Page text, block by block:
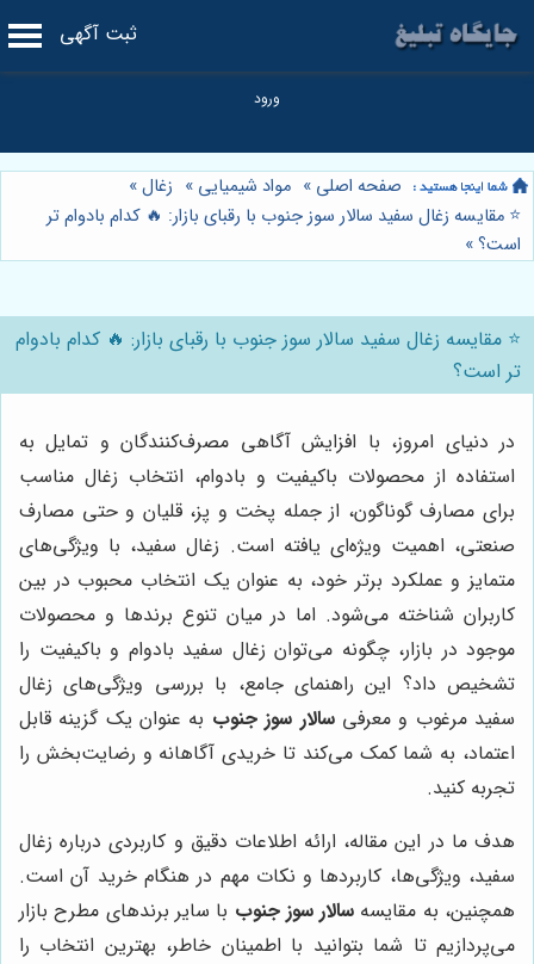
ثبت آگهی
صفحه اصلی » مواد شیمیایی » زغال»
⭐️ مقایسه زغال سفید سالار سوز جنوب با رقبای بازار: 🔥 کدام بادوام تر
است؟»
⭐️ مقایسه زغال سفید سالار سوز جنوب با رقبای بازار: 🔥 کدام بادوام
تر است؟
در دنیای امروز، با افزایش آگاهی مصرف‌کنندگان و تمایل به
استفاده از محصولات باکیفیت و بادوام، انتخاب زغال مناسب
برای مصارف گوناگون، از جمله پخت و پز، قلیان و حتی مصارف
صنعتی، اهمیت ویژه‌ای یافته است. زغال سفید، با ویژگی‌های
متمایز و عملکرد برتر خود، به عنوان یک انتخاب محبوب در بین
کاربران شناخته می‌شود. اما در میان تنوع برندها و محصولات
موجود در بازار، چگونه می‌توان زغال سفید بادوام و باکیفیت را
تشخیص داد؟ این راهنمای جامع، با بررسی ویژگی‌های زغال
سفید مرغوب و معرفیسالار سوز جنوب به عنوان یک گزینه قابل
اعتماد، به شما کمک می‌کند تا خریدی آگاهانه و رضایت‌بخش را
تجربه کنید.
هدف ما در این مقاله، ارائه اطلاعات دقیق و کاربردی درباره زغال
سفید، ویژگی‌ها، کاربردها و نکات مهم در هنگام خرید آن است.
همچنین، به مقایسه سالار سوز جنوب با سایر برندهای مطرح بازار
می‌پردازیم تا شما بتوانید با اطمینان خاطر، بهترین انتخاب را